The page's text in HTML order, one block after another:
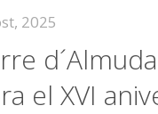
2025
el XVI